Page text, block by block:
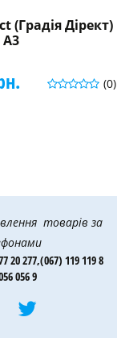
(Градія Дірект)
(0)
товарів за
20 277,(067) 119 119 8
056 9